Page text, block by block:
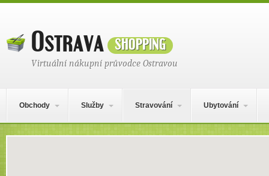
Ostravashopping
Virtuální nákupní průvodce Ostravou
Obchody Služby Stravování Ubytování
Mapa obsahu